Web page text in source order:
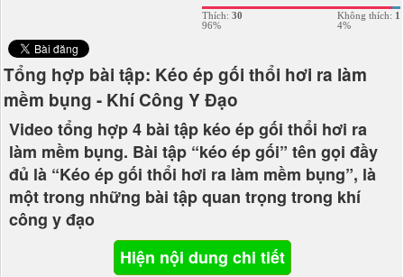
Thích: 30
96%
Không thích: 1
4%
Tổng hợp bài tập: Kéo ép gối thổi hơi ra làm
mềm bụng - Khí Công Y Đạo
Video tổng hợp 4 bài tập kéo ép gối thổi hơi ra
làm mềm bụng. Bài tập “kéo ép gối” tên gọi đầy
đủ là “Kéo ép gối thổi hơi ra làm mềm bụng”, là
một trong những bài tập quan trọng trong khí
công y đạo
Hiện nội dung chi tiết